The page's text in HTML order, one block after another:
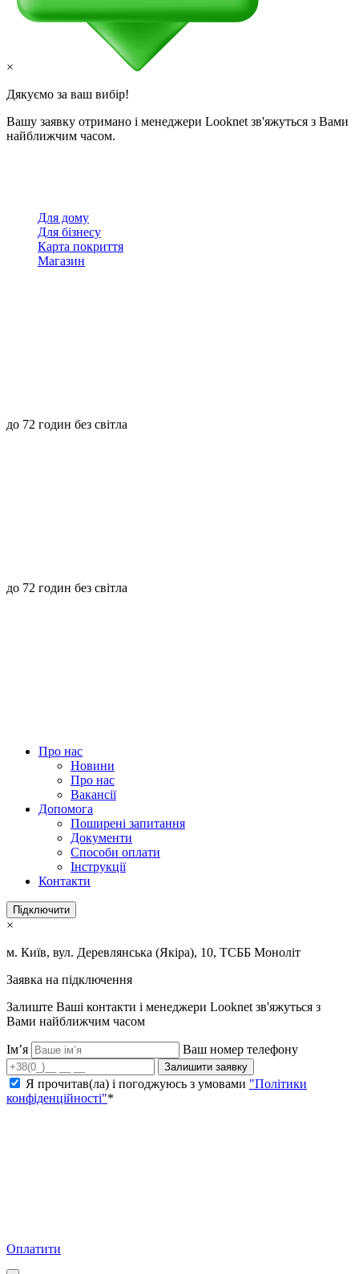
×
Дякуємо за ваш вибір!
Вашу заявку отримано і менеджери Looknet зв'яжуться з Вами
найближчим часом.
Для дому
Для бізнесу
Карта покриття
Магазин
до 72 годин без світла
до 72 годин без світла
Про нас
Новини
Про нас
Вакансії
Допомога
Поширені запитання
Документи
Способи оплати
Інструкції
Контакти
Підключити
×
м. Київ, вул. Деревлянська (Якіра), 10, ТСББ Моноліт
Заявка на підключення
Залиште Ваші контакти і менеджери Looknet зв'яжуться з
Вами найближчим часом
Ім’я Ваш номер телефону
Залишити заявку
Я прочитав(ла) і погоджуюсь з умовами "Політики
конфіденційності"*
Оплатити